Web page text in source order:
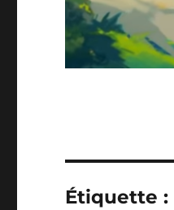
Étiquette :